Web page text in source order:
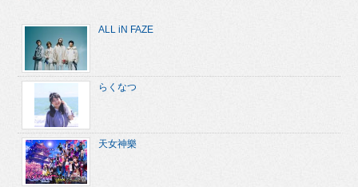
ALL iN FAZE
らくなつ
天女神樂